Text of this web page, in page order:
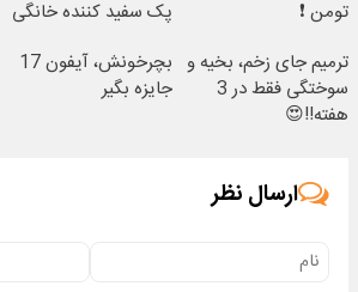
تومن ❗
پک سفید کننده خانگی
ترمیم جای زخم، بخیه و
سوختگی فقط در 3
هفته!!😍
بچرخونش، آیفون 17
جایزه بگیر
ارسال نظر